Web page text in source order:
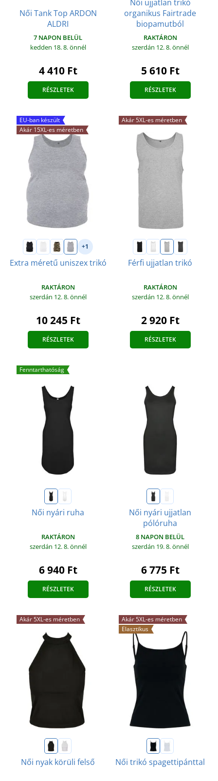
Női Tank Top ARDON
ALDRI
7 NAPON BELÜL
kedden 18. 8.önnél
4 410 Ft
RÉSZLETEK
Női ujjatlan trikó
organikus Fairtrade
biopamutból
RAKTÁRON
szerdán 12. 8.önnél
5 610 Ft
RÉSZLETEK
EU-ban készült
Akár 15XL-es méretben
+1
Extra méretű uniszex trikó
RAKTÁRON
szerdán 12. 8.önnél
10 245 Ft
RÉSZLETEK
Akár 5XL-es méretben
Férfi ujjatlan trikó
RAKTÁRON
szerdán 12. 8.önnél
2 920 Ft
RÉSZLETEK
Fenntarthatóság
Női nyári ruha
RAKTÁRON
szerdán 12. 8.önnél
6 940 Ft
RÉSZLETEK
Női nyári ujjatlan
pólóruha
8 NAPON BELÜL
szerdán 19. 8.önnél
6 775 Ft
RÉSZLETEK
Akár 5XL-es méretben
Női nyak körüli felső
Akár 5XL-es méretben
Elasztikus
Női trikó spagettipánttal